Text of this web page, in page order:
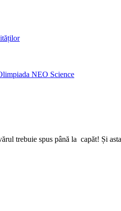
NEO Science
trebuie spus până la capăt! Și